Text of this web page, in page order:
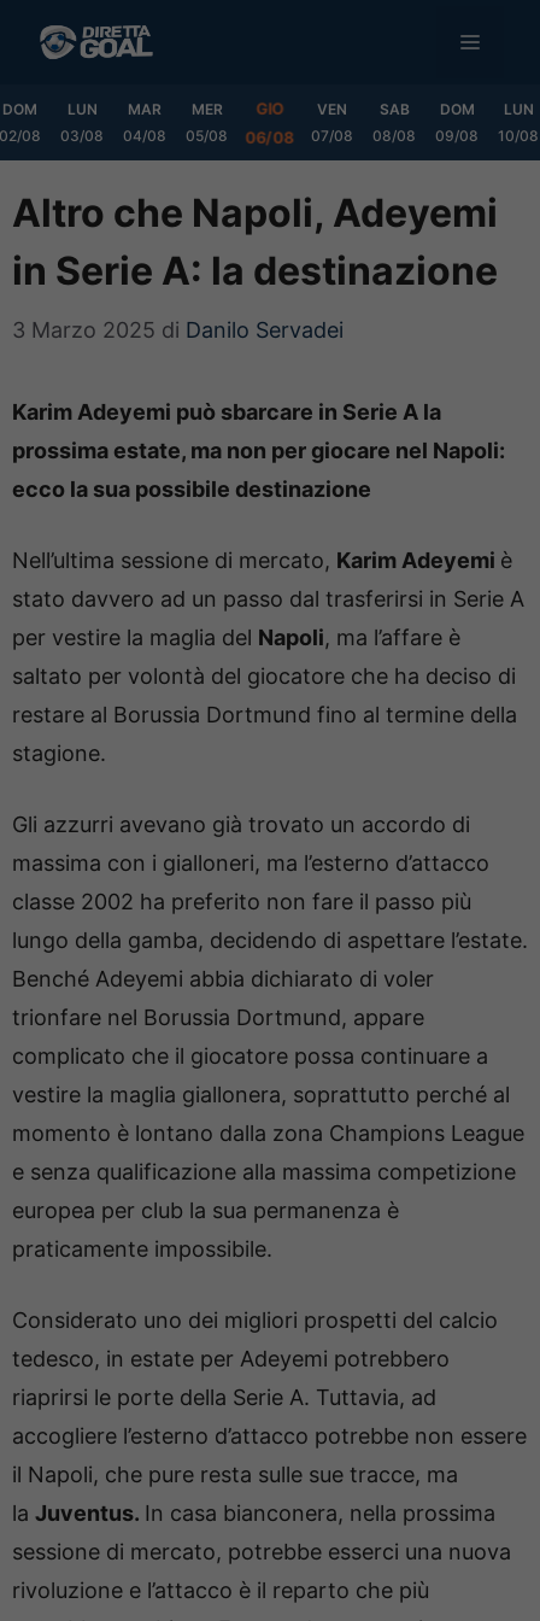
MENU
DOM
02/08
LUN
03/08
MAR
04/08
MER
05/08
GIO
06/08
VEN
07/08
SAB
08/08
DOM
09/08
LUN
10/08
Altro che Napoli, Adeyemi
in Serie A: la destinazione
3 Marzo 2025 di Danilo Servadei
Karim Adeyemi può sbarcare in Serie A la
prossima estate, ma non per giocare nel Napoli:
ecco la sua possibile destinazione
Nell’ultima sessione di mercato, Karim Adeyemi è
stato davvero ad un passo dal trasferirsi in Serie A
per vestire la maglia del Napoli, ma l’affare è
saltato per volontà del giocatore che ha deciso di
restare al Borussia Dortmund fino al termine della
stagione.
Gli azzurri avevano già trovato un accordo di
massima con i gialloneri, ma l’esterno d’attacco
classe 2002 ha preferito non fare il passo più
lungo della gamba, decidendo di aspettare l’estate.
Benché Adeyemi abbia dichiarato di voler
trionfare nel Borussia Dortmund, appare
complicato che il giocatore possa continuare a
vestire la maglia giallonera, soprattutto perché al
momento è lontano dalla zona Champions League
e senza qualificazione alla massima competizione
europea per club la sua permanenza è
praticamente impossibile.
Considerato uno dei migliori prospetti del calcio
tedesco, in estate per Adeyemi potrebbero
riaprirsi le porte della Serie A. Tuttavia, ad
accogliere l’esterno d’attacco potrebbe non essere
il Napoli, che pure resta sulle sue tracce, ma
la Juventus. In casa bianconera, nella prossima
sessione di mercato, potrebbe esserci una nuova
rivoluzione e l’attacco è il reparto che più